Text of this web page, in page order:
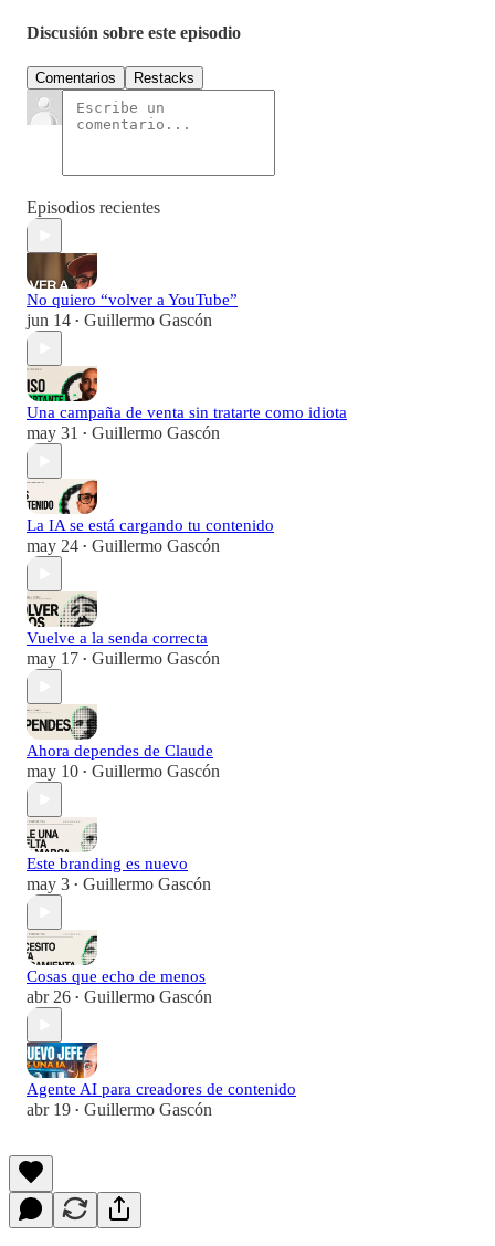
Discusión sobre este episodio
Comentarios Restacks
Episodios recientes
No quiero “volver a YouTube”
jun 14 • Guillermo Gascón
Una campaña de venta sin tratarte como idiota
may 31 • Guillermo Gascón
La IA se está cargando tu contenido
may 24 • Guillermo Gascón
Vuelve a la senda correcta
may 17 • Guillermo Gascón
Ahora dependes de Claude
may 10 • Guillermo Gascón
Este branding es nuevo
may 3 • Guillermo Gascón
Cosas que echo de menos
abr 26 • Guillermo Gascón
Agente AI para creadores de contenido
abr 19 • Guillermo Gascón